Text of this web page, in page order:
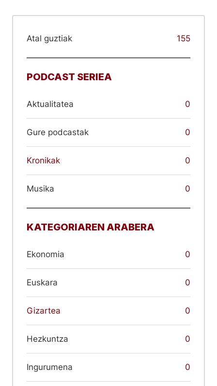
Atal guztiak 155
PODCAST SERIEA
Aktualitatea 0
Gure podcastak 0
Kronikak 0
Musika 0
KATEGORIAREN ARABERA
Ekonomia 0
Euskara 0
Gizartea 0
Hezkuntza 0
Ingurumena 0